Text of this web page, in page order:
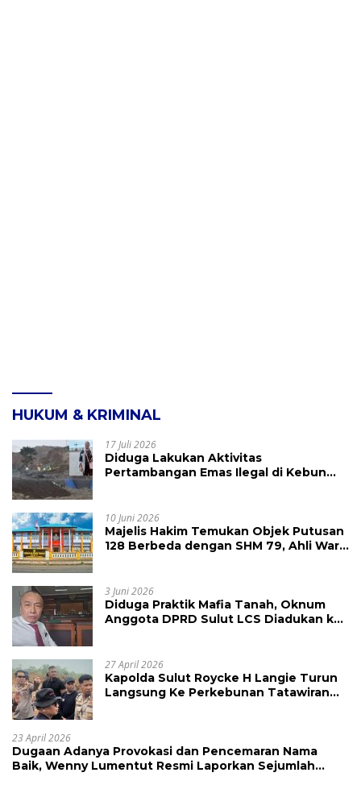
HUKUM & KRIMINAL
17 Juli 2026
Diduga Lakukan Aktivitas
Pertambangan Emas Ilegal di Kebun
10 Juni 2026
Majelis Hakim Temukan Objek Putusan
128 Berbeda dengan SHM 79, Ahli Waris
3 Juni 2026
Diduga Praktik Mafia Tanah, Oknum
Anggota DPRD Sulut LCS Diadukan ke
27 April 2026
Kapolda Sulut Roycke H Langie Turun
Langsung Ke Perkebunan Tatawiran
23 April 2026
Dugaan Adanya Provokasi dan Pencemaran Nama
Baik, Wenny Lumentut Resmi Laporkan Sejumlah